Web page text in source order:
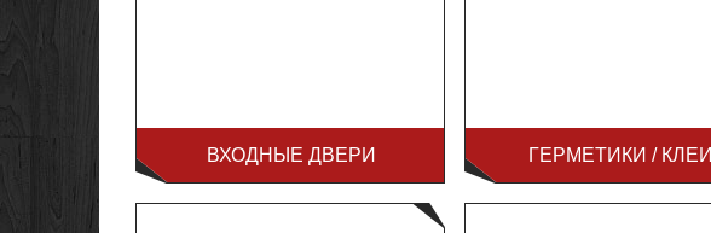
ВХОДНЫЕ ДВЕРИ ГЕРМЕТИКИ / КЛЕИ